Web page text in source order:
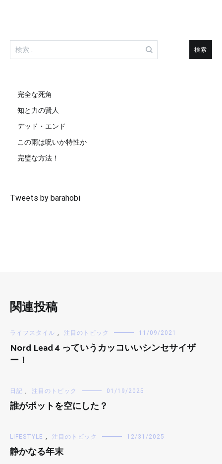
検
索:
完全な死角
知と力の賢人
デッド・エンド
この雨は呪いか特性か
完璧な方法！
Tweets by barahobi
関連投稿
ライフスタイル , 注目のトピック 11/09/2021
Nord Lead 4 っていうカッコいいシンセサイザ
ー！
日記 , 注目のトピック 01/19/2025
誰がポットを空にした？
LIFESTYLE , 注目のトピック 12/31/2025
静かなる年末